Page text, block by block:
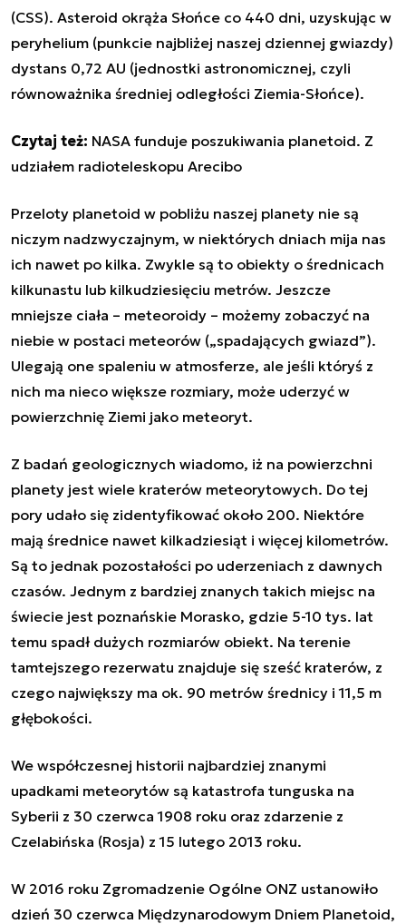
(CSS). Asteroid okrąża Słońce co 440 dni, uzyskując w
peryhelium (punkcie najbliżej naszej dziennej gwiazdy)
dystans 0,72 AU (jednostki astronomicznej, czyli
równoważnika średniej odległości Ziemia-Słońce).
Czytaj też: NASA funduje poszukiwania planetoid. Z
udziałem radioteleskopu Arecibo
Przeloty planetoid w pobliżu naszej planety nie są
niczym nadzwyczajnym, w niektórych dniach mija nas
ich nawet po kilka. Zwykle są to obiekty o średnicach
kilkunastu lub kilkudziesięciu metrów. Jeszcze
mniejsze ciała – meteoroidy – możemy zobaczyć na
niebie w postaci meteorów („spadających gwiazd”).
Ulegają one spaleniu w atmosferze, ale jeśli któryś z
nich ma nieco większe rozmiary, może uderzyć w
powierzchnię Ziemi jako meteoryt.
Z badań geologicznych wiadomo, iż na powierzchni
planety jest wiele kraterów meteorytowych. Do tej
pory udało się zidentyfikować około 200. Niektóre
mają średnice nawet kilkadziesiąt i więcej kilometrów.
Są to jednak pozostałości po uderzeniach z dawnych
czasów. Jednym z bardziej znanych takich miejsc na
świecie jest poznańskie Morasko, gdzie 5-10 tys. lat
temu spadł dużych rozmiarów obiekt. Na terenie
tamtejszego rezerwatu znajduje się sześć kraterów, z
czego największy ma ok. 90 metrów średnicy i 11,5 m
głębokości.
We współczesnej historii najbardziej znanymi
upadkami meteorytów są katastrofa tunguska na
Syberii z 30 czerwca 1908 roku oraz zdarzenie z
Czelabińska (Rosja) z 15 lutego 2013 roku.
W 2016 roku Zgromadzenie Ogólne ONZ ustanowiło
dzień 30 czerwca Międzynarodowym Dniem Planetoid,